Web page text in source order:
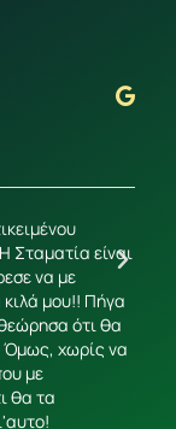
Σταματία είναι
να με
μου!! Πήγα
ότι θα
Όμως, χωρίς να
με
θα τα